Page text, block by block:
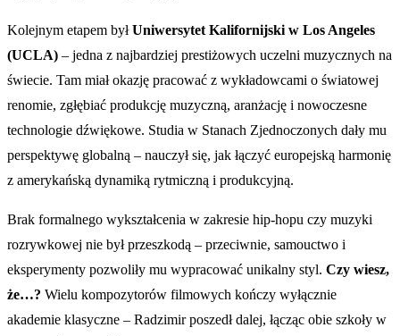
Kolejnym etapem byłUniwersytet Kalifornijski w Los Angeles
(UCLA) – jedna z najbardziej prestiżowych uczelni muzycznych na
świecie. Tam miał okazję pracować z wykładowcami o światowej
renomie, zgłębiać produkcję muzyczną, aranżację i nowoczesne
technologie dźwiękowe. Studia w Stanach Zjednoczonych dały mu
perspektywę globalną – nauczył się, jak łączyć europejską harmonię
z amerykańską dynamiką rytmiczną i produkcyjną.
Brak formalnego wykształcenia w zakresie hip-hopu czy muzyki
rozrywkowej nie był przeszkodą – przeciwnie, samouctwo i
eksperymenty pozwoliły mu wypracować unikalny styl. Czy wiesz,
że…? Wielu kompozytorów filmowych kończy wyłącznie
akademie klasyczne – Radzimir poszedł dalej, łącząc obie szkoły w